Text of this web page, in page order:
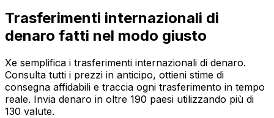
Trasferimenti internazionali di
denaro fatti nel modo giusto
Xe semplifica i trasferimenti internazionali di denaro.
Consulta tutti i prezzi in anticipo, ottieni stime di
consegna affidabili e traccia ogni trasferimento in tempo
reale. Invia denaro in oltre 190 paesi utilizzando più di
130 valute.